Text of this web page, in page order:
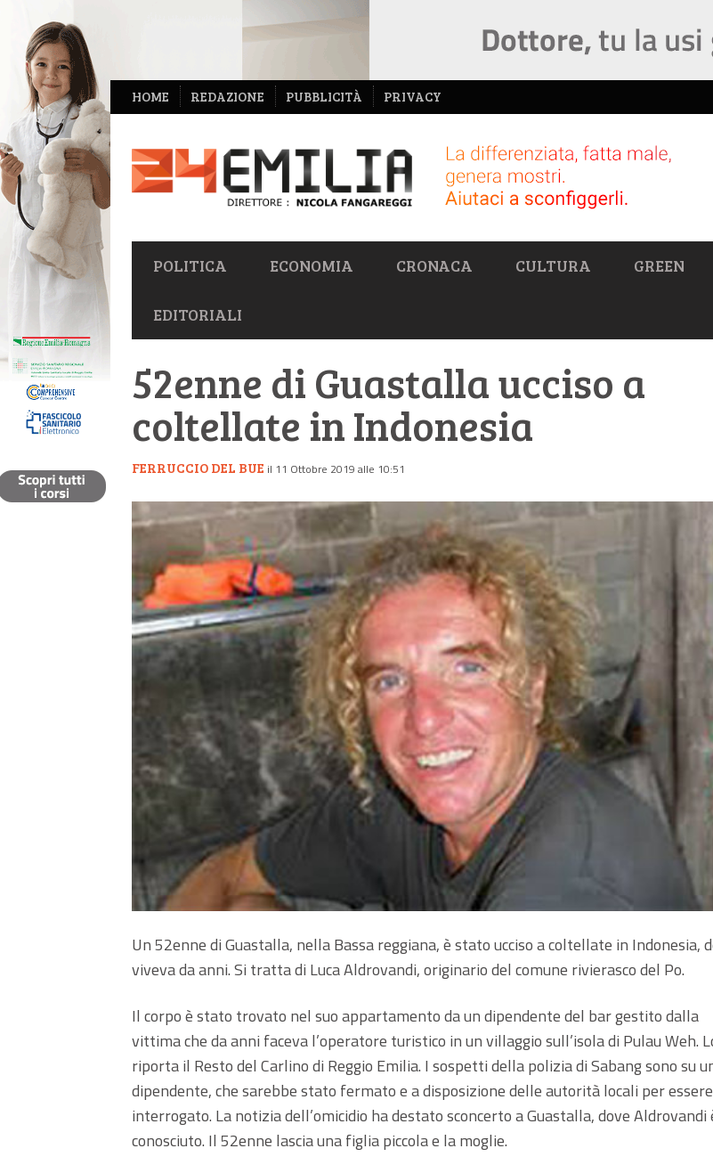
NAVIGAZIONE
SECONDARIA
HOME REDAZIONE PUBBLICITÀ PRIVACY
NAVIGAZIONE
PRIMARIA
POLITICA ECONOMIA CRONACA CULTURA GREEN
EDITORIALI
52enne di Guastalla ucciso a
coltellate in Indonesia
FERRUCCIO DEL BUE il 11 Ottobre 2019 alle 10:51
Un 52enne di Guastalla, nella Bassa reggiana, è stato ucciso a coltellate in Indonesia,
viveva da anni. Si tratta di Luca Aldrovandi, originario del comune rivierasco del Po.
Il corpo è stato trovato nel suo appartamento da un dipendente del bar gestito dalla
vittima che da anni faceva l’operatore turistico in un villaggio sull’isola di Pulau Weh.
riporta il Resto del Carlino di Reggio Emilia. I sospetti della polizia di Sabang sono su
dipendente, che sarebbe stato fermato e a disposizione delle autorità locali per essere
interrogato. La notizia dell’omicidio ha destato sconcerto a Guastalla, dove Aldrovandi
conosciuto. Il 52enne lascia una figlia piccola e la moglie.